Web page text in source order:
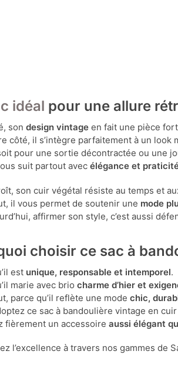
idéal pour une allure
sondesign vintage en fait une pièce
côté, il s’intègre parfaitement à un look
pour une sortie décontractée ou une
suit partout avecélégance et
son cuir végétal résiste au temps et
il vous permet de soutenir une mode
affirmer son style, c’est aussi
choisir ce sac à
est unique, responsable et intemporel.
marie avec briocharme d’hier et
parce qu’il reflète une modechic,
ce sac à bandoulière vintage en
fièrement un accessoireaussi élégant
l’excellence à travers nos gammes de